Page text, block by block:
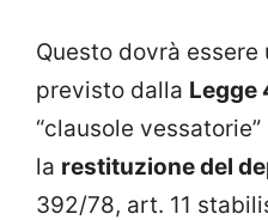
Questo dovrà
previsto dalla Legge
“clausole
la restituzione del
392/78, art. 11